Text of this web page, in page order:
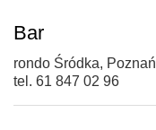
Bar
rondo Śródka, Poznań
tel. 61 847 02 96